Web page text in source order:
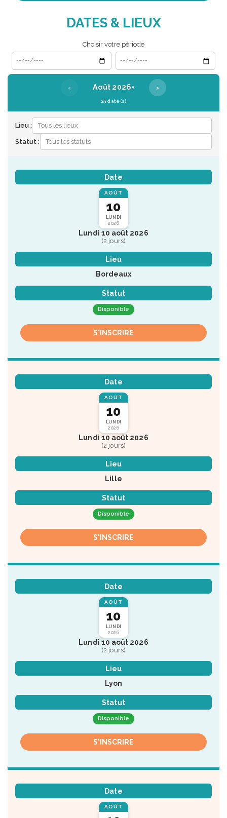
DATES & LIEUX
Choisir votre période
Date de début
Date de fin
‹ Août 2026▾ ›
25 date(s)
Lieu :
Statut :
Date
AOÛT
10
LUNDI
2026
Lundi 10 août 2026
(2 jours)
Lieu
Bordeaux
Statut
Disponible
S'INSCRIRE
Date
AOÛT
10
LUNDI
2026
Lundi 10 août 2026
(2 jours)
Lieu
Lille
Statut
Disponible
S'INSCRIRE
Date
AOÛT
10
LUNDI
2026
Lundi 10 août 2026
(2 jours)
Lieu
Lyon
Statut
Disponible
S'INSCRIRE
Date
AOÛT